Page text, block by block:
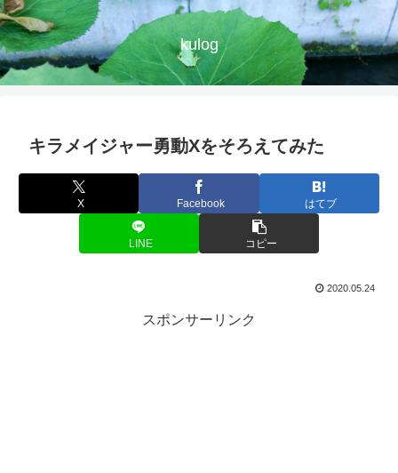
kulog
キラメイジャー勇動Xをそろえてみた
X Facebook はてブ
LINE コピー
2020.05.24
スポンサーリンク